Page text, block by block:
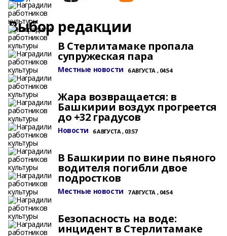
Выбор редакции
В Стерлитамаке пропала
супружеская пара
Местные новости 6 АВГУСТА , 04:54
Жара возвращается: в
Башкирии воздух прогреется
до +32 градусов
Новости 6 АВГУСТА , 03:57
В Башкирии по вине пьяного
водителя погибли двое
подростков
Местные новости 7 АВГУСТА , 04:54
Безопасность на воде:
инцидент в Стерлитамаке